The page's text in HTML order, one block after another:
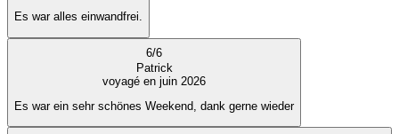
Es war alles einwandfrei.
6/6
Patrick
voyagé en juin 2026
Es war ein sehr schönes Weekend, dank gerne wieder